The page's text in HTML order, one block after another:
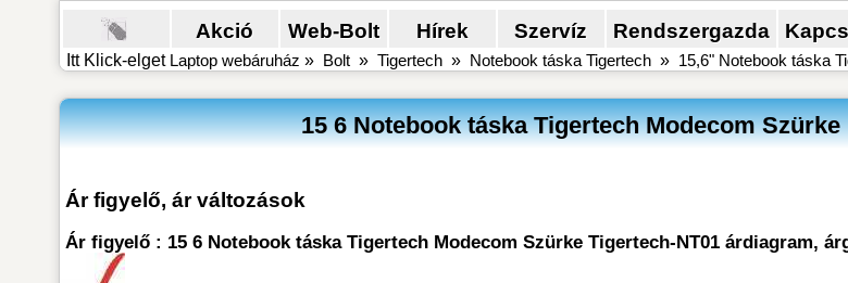
Akció Web-Bolt Hírek Szervíz Rendszergazda
Itt Klick-elget Laptop webáruház » Bolt» Tigertech» Notebook táska Tigertech» 15,6" Notebook táska
15 6 Notebook táska Tigertech Modecom Szürke
Ár figyelő, ár változások
Ár figyelő : 15 6 Notebook táska Tigertech Modecom Szürke Tigertech-NT01 árdiagram,